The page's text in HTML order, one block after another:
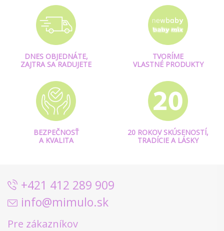
DNES OBJEDNÁTE,
ZAJTRA SA RADUJETE
TVORÍME
VLASTNÉ PRODUKTY
BEZPEČNOSŤ
A KVALITA
20 ROKOV SKÚSENOSTÍ,
TRADÍCIE A LÁSKY
+421 412 289 909
info@mimulo.sk
Pre zákazníkov